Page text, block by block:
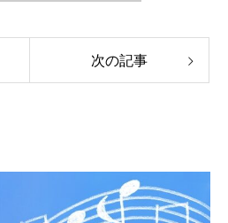
次の記事